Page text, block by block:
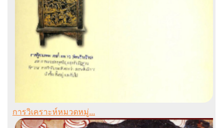
การวิเคราะห์หมวดหมู่...